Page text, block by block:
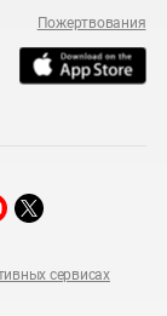
Пожертвования
сервисах